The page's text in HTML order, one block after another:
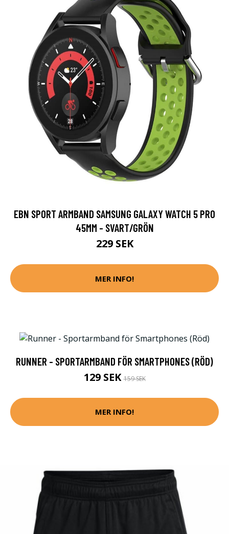
EBN SPORT ARMBAND SAMSUNG GALAXY WATCH 5 PRO
45MM - SVART/GRÖN
229 SEK
MER INFO!
RUNNER - SPORTARMBAND FÖR SMARTPHONES (RÖD)
129 SEK159 SEK
MER INFO!